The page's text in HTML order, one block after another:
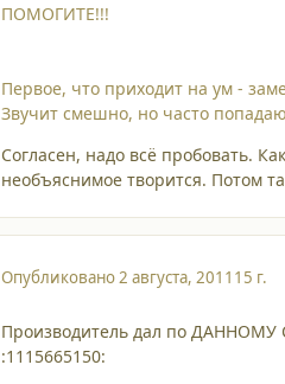
ПОМОГИТЕ!!!
Первое, что приходит на ум -
Звучит смешно, но часто
Согласен, надо всё пробовать.
необъяснимое творится. Потом
Опубликовано2 августа, 2011 15 г.
Производитель дал по ДАННОМУ
:1115665150: